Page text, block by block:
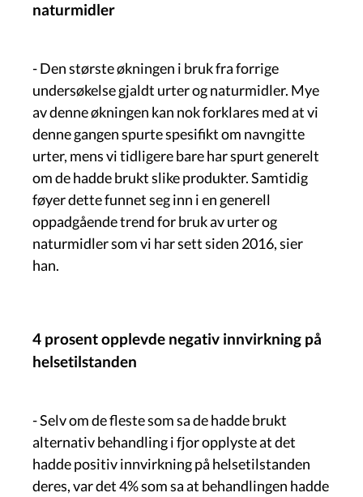
naturmidler
- Den største økningen i bruk fra forrige
undersøkelse gjaldt urter og naturmidler. Mye
av denne økningen kan nok forklares med at vi
denne gangen spurte spesifikt om navngitte
urter, mens vi tidligere bare har spurt generelt
om de hadde brukt slike produkter. Samtidig
føyer dette funnet seg inn i en generell
oppadgående trend for bruk av urter og
naturmidler som vi har sett siden 2016, sier
han.
4 prosent opplevde negativ innvirkning på
helsetilstanden
- Selv om de fleste som sa de hadde brukt
alternativ behandling i fjor opplyste at det
hadde positiv innvirkning på helsetilstanden
deres, var det 4% som sa at behandlingen hadde